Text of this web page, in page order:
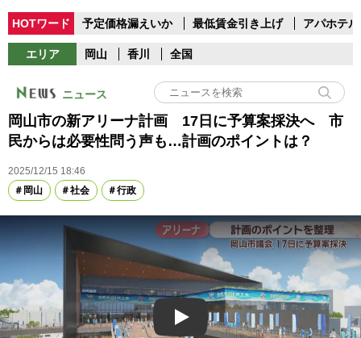
HOTワード 予定価格漏えいか 最低賃金引き上げ アパホテル
エリア 岡山 香川 全国
ニュース
岡山市の新アリーナ計画 17日に予算案採決へ 市
民からは必要性問う声も…計画のポイントは？
2025/12/15 18:46
岡山
社会 行政
Play